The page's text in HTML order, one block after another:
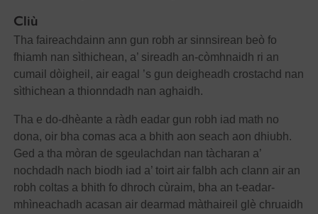
Cliù
Tha faireachdainn ann gun robh ar sinnsirean beò fo
fhiamh nan sìthichean, a’ sireadh an-còmhnaidh ri an
cumail dòigheil, air eagal ’s gun deigheadh crostachd nan
sìthichean a thionndadh nan aghaidh.
Tha e do-dhèante a ràdh eadar gun robh iad math no
dona, oir bha comas aca a bhith aon seach aon dhiubh.
Ged a tha mòran de sgeulachdan nan tàcharan a’
nochdadh nach biodh iad a’ toirt air falbh ach clann air an
robh coltas a bhith fo dhroch cùraim, bha an t-eadar-
mhìneachadh acasan air dearmad màthaireil glè chruaidh